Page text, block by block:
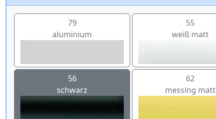
79
aluminium
55
weiß matt
56
schwarz
62
messing matt